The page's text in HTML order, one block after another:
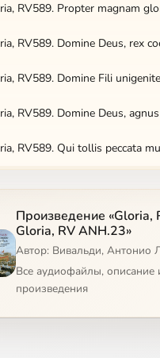
RV589. Propter magnam
RV589. Domine Deus, rex
RV589. Domine Fili unigenite
RV589. Domine Deus,
RV589. Qui tollis peccata
RV589. Quoniam tu solus
RV589. Cum Sancto Spiritu
Dominus. Nisi Dominus
Dominus. Nisi Dominus
Произведение «Gloria,
Gloria, RV ANH.23»
Автор: Вивальди, Антонио
Все аудиофайлы,
произведения